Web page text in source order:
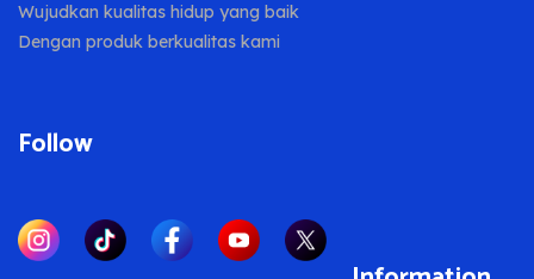
Wujudkan kualitas hidup yang baik
Dengan produk berkualitas kami
Follow